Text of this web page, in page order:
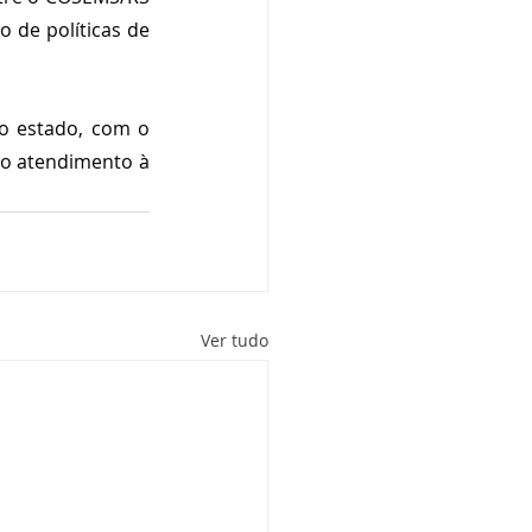
de políticas de
estado, com o
atendimento à
Ver tudo